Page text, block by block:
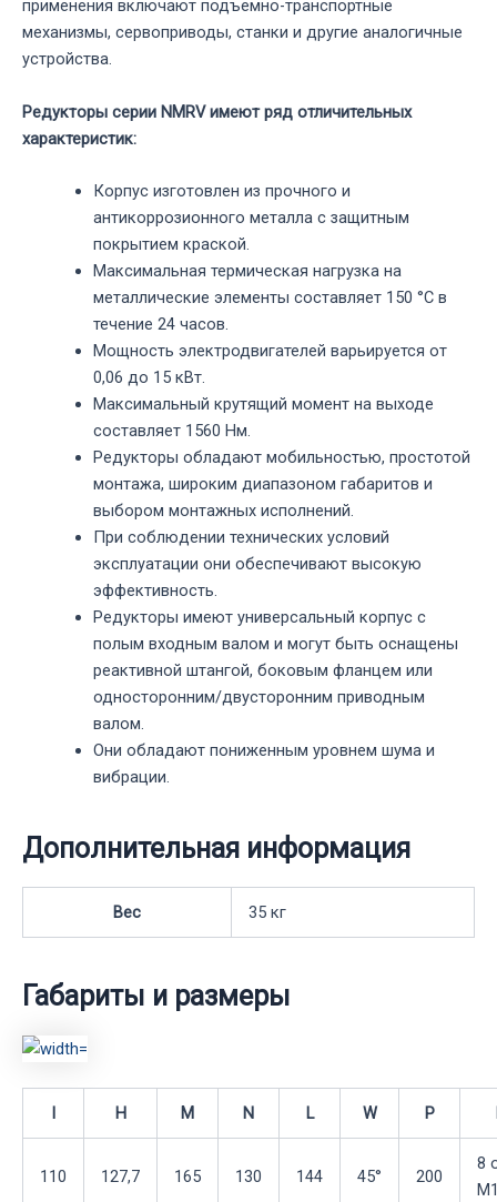
применения включают подъемно-транспортные
механизмы, сервоприводы, станки и другие аналогичные
устройства.
Редукторы серии NMRV имеют ряд отличительных
характеристик:
Корпус изготовлен из прочного и
антикоррозионного металла с защитным
покрытием краской.
Максимальная термическая нагрузка на
металлические элементы составляет 150 °C в
течение 24 часов.
Мощность электродвигателей варьируется от
0,06 до 15 кВт.
Максимальный крутящий момент на выходе
составляет 1560 Нм.
Редукторы обладают мобильностью, простотой
монтажа, широким диапазоном габаритов и
выбором монтажных исполнений.
При соблюдении технических условий
эксплуатации они обеспечивают высокую
эффективность.
Редукторы имеют универсальный корпус с
полым входным валом и могут быть оснащены
реактивной штангой, боковым фланцем или
односторонним/двусторонним приводным
валом.
Они обладают пониженным уровнем шума и
вибрации.
Дополнительная информация
Вес 35 кг
Габариты и размеры
H M N L W P
110 127,7 165 130 144 45° 200
8